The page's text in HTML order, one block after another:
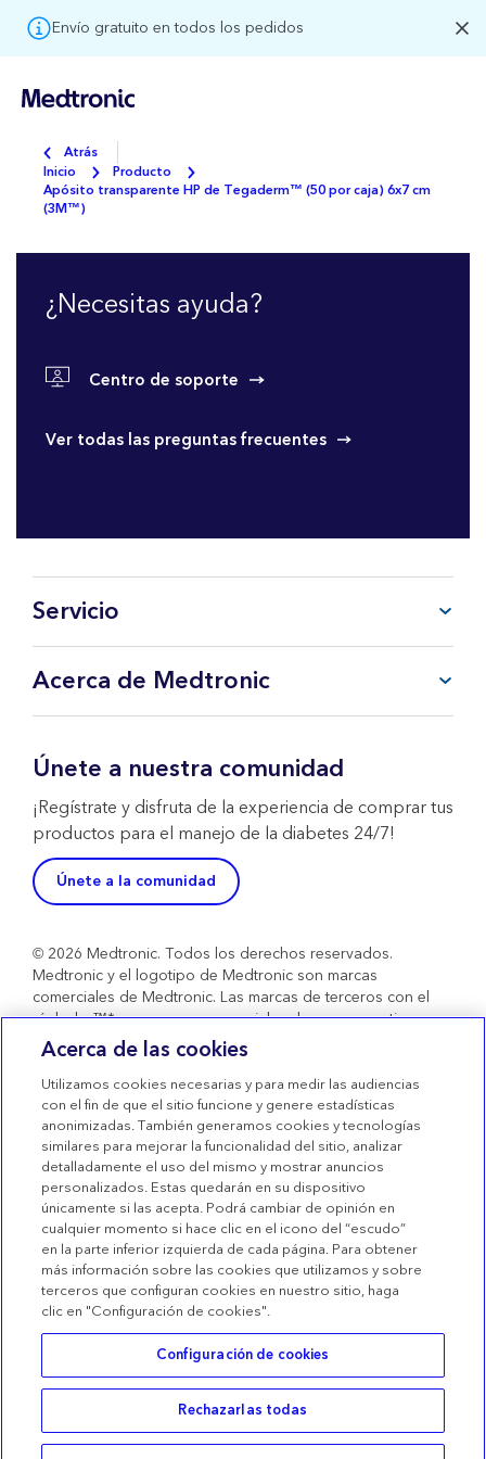
Envío gratuito en todos los pedidos
Atrás
Inicio
Producto
Apósito transparente HP de Tegaderm™ (50 por caja) 6x7 cm
(3M™)
¿Necesitas ayuda?
Centro de soporte
Ver todas las preguntas frecuentes
Servicio
Mi cuenta
CareLink™ Personal
Contacta con nosotros
Acerca de Medtronic
Sobre Medtronic
Únete a nuestra comunidad
¡Regístrate y disfruta de la experiencia de comprar tus
productos para el manejo de la diabetes 24/7!
Únete a la comunidad
© 2026 Medtronic. Todos los derechos reservados.
Medtronic y el logotipo de Medtronic son marcas
comerciales de Medtronic. Las marcas de terceros con el
símbolo ™* son marcas comerciales de sus respectivos
propietarios. Todas las demás marcas son marcas
comerciales de una compañía de Medtronic. Productos
sanitarios con marcado CE conformes al Real Decreto
1591/2009.
Condiciones de uso
Términos de venta
Declaración de privacidad
Política de Cookies
Configuración de las Cookies
Acerca de las cookies
Utilizamos cookies necesarias y para medir las audiencias
con el fin de que el sitio funcione y genere estadísticas
anonimizadas. También generamos cookies y tecnologías
similares para mejorar la funcionalidad del sitio, analizar
detalladamente el uso del mismo y mostrar anuncios
personalizados. Estas quedarán en su dispositivo
únicamente si las acepta. Podrá cambiar de opinión en
cualquier momento si hace clic en el icono del “escudo”
en la parte inferior izquierda de cada página. Para obtener
más información sobre las cookies que utilizamos y sobre
terceros que configuran cookies en nuestro sitio, haga
clic en "Configuración de cookies".
Configuración de cookies
Rechazarlas todas